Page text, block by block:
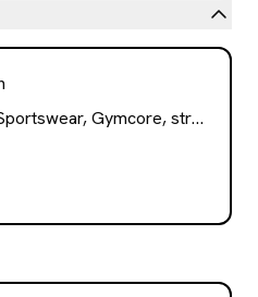
Gymcore, streetwear, Blokecore